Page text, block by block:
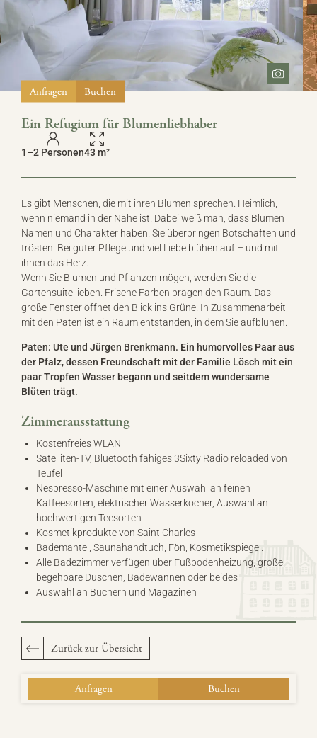
Anfragen Buchen
Ein Refugium für Blumenliebhaber
1–2 Personen43 m²
Es gibt Menschen, die mit ihren Blumen sprechen. Heimlich,
wenn niemand in der Nähe ist. Dabei weiß man, dass Blumen
Namen und Charakter haben. Sie überbringen Botschaften und
trösten. Bei guter Pflege und viel Liebe blühen auf – und mit
ihnen das Herz.
Wenn Sie Blumen und Pflanzen mögen, werden Sie die
Gartensuite lieben. Frische Farben prägen den Raum. Das
große Fenster öffnet den Blick ins Grüne. In Zusammenarbeit
mit den Paten ist ein Raum entstanden, in dem Sie aufblühen.
Paten: Ute und Jürgen Brenkmann. Ein humorvolles Paar aus
der Pfalz, dessen Freundschaft mit der Familie Lösch mit ein
paar Tropfen Wasser begann und seitdem wundersame
Blüten trägt.
Zimmerausstattung
Kostenfreies WLAN
Satelliten-TV, Bluetooth fähiges 3Sixty Radio reloaded von
Teufel
Nespresso-Maschine mit einer Auswahl an feinen
Kaffeesorten, elektrischer Wasserkocher, Auswahl an
hochwertigen Teesorten
Kosmetikprodukte von Saint Charles
Bademantel, Saunahandtuch, Fön, Kosmetikspiegel.
Alle Badezimmer verfügen über Fußbodenheizung, große
begehbare Duschen, Badewannen oder beides
Auswahl an Büchern und Magazinen
Zurück zur Übersicht
Anfragen Buchen